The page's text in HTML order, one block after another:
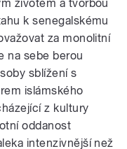
životem a tvorbou
k senegalskému
za monolitní
na sebe berou
sblížení s
islámského
z kultury
oddanost
intenzivnější než